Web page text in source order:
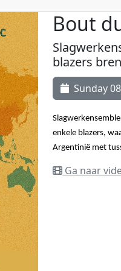
Bout
blazers
Sunday
enkele blazers,
Argentinië met
Ga naar